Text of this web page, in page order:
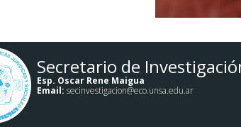
Secretario de
Esp. Oscar Rene Maigua
Email: secinvestigacion@eco.unsa.edu.ar